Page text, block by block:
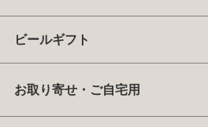
ビールギフト
お取り寄せ・ご自宅用